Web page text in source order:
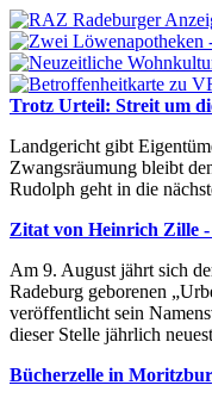
Trotz Urteil: Streit um
Landgericht gibt
Zwangsräumung bleibt
Rudolph geht in die
Zitat von Heinrich Zille
Am 9. August jährt sich
Radeburg geborenen
veröffentlicht sein
dieser Stelle jährlich
Bücherzelle in